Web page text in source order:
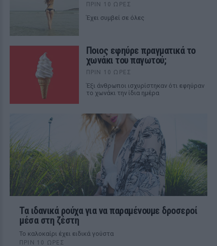
ΠΡΙΝ 10 ΏΡΕΣ
Έχει συμβεί σε όλες
Ποιος εφηύρε πραγματικά το
χωνάκι του παγωτού;
ΠΡΙΝ 10 ΏΡΕΣ
Έξι άνθρωποι ισχυρίστηκαν ότι εφηύραν
το χωνάκι την ίδια ημέρα
Τα ιδανικά ρούχα για να παραμένουμε δροσεροί
μέσα στη ζέστη
To καλοκαίρι έχει ειδικά γούστα
ΠΡΙΝ 10 ΏΡΕΣ